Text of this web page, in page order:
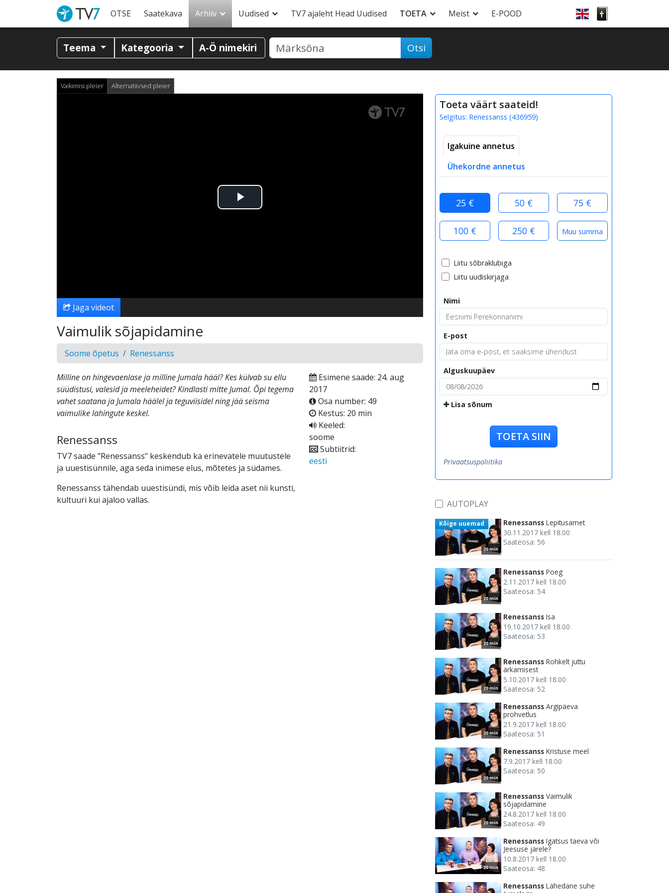
OTSE Saatekava Arhiiv Uudised TV7 ajaleht Head Uudised TOETA Meist E-POOD
Teema Kategooria A-Ö nimekiri Otsi
Vaikimisi pleier Alternatiivsed pleier
Esita
Jaga videot
Vaimulik sõjapidamine
Soome õpetus Renessanss
Milline on hingevaenlase ja milline Jumala hääl? Kes külvab su ellu
süüdistusi, valesid ja meeleheidet? Kindlasti mitte Jumal. Õpi tegema
vahet saatana ja Jumala häälel ja teguviisidel ning jää seisma
vaimulike lahingute keskel.
Renessanss
TV7 saade "Renessanss" keskendub ka erinevatele muutustele
ja uuestisünnile, aga seda inimese elus, mõtetes ja südames.
Renessanss tähendab uuestisündi, mis võib leida aset nii kunsti,
kultuuri kui ajaloo vallas.
Esimene saade: 24. aug
2017
Osa number: 49
Kestus: 20 min
Keeled:
soome
Subtiitrid:
eesti
Toeta väärt saateid!
Selgitus: Renessanss (436959)
Igakuine annetus
Ühekordne annetus
25 € 50 € 75 €
100 € 250 €
Liitu sõbraklubiga
Liitu uudiskirjaga
Nimi
E-post
Alguskuupäev
Lisa sõnum
TOETA SIIN
Privaatsuspoliitika
AUTOPLAY
20 min
Kõige uuemad Renessanss Lepitusamet
30.11.2017 kell 18.00
Saateosa: 56
20 min
Renessanss Poeg
2.11.2017 kell 18.00
Saateosa: 54
20 min
Renessanss Isa
19.10.2017 kell 18.00
Saateosa: 53
20 min
Renessanss Rohkelt juttu
ärkamisest
5.10.2017 kell 18.00
Saateosa: 52
20 min
Renessanss Argipäeva
prohvetlus
21.9.2017 kell 18.00
Saateosa: 51
20 min
Renessanss Kristuse meel
7.9.2017 kell 18.00
Saateosa: 50
20 min
Renessanss Vaimulik
sõjapidamine
24.8.2017 kell 18.00
Saateosa: 49
20 min
Renessanss Igatsus taeva või
Jeesuse järele?
10.8.2017 kell 18.00
Saateosa: 48
Renessanss Lähedane suhe